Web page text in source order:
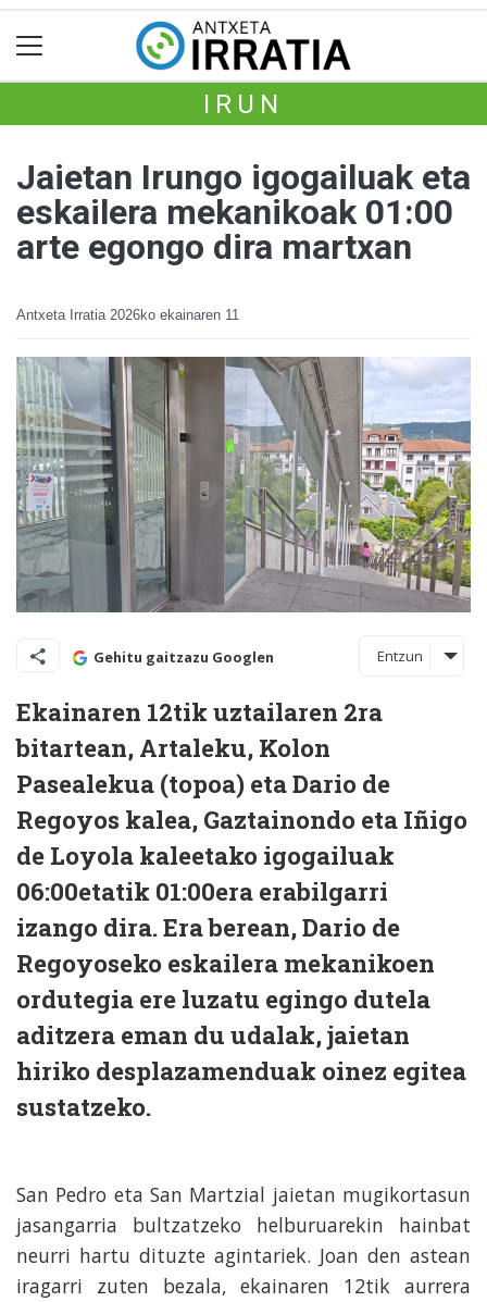
IRUN
Jaietan Irungo igogailuak eta
eskailera mekanikoak 01:00
arte egongo dira martxan
Antxeta Irratia 2026ko ekainaren 11
Gehitu gaitzazu Googlen Entzun
Ekainaren 12tik uztailaren 2ra
bitartean, Artaleku, Kolon
Pasealekua (topoa) eta Dario de
Regoyos kalea, Gaztainondo eta Iñigo
de Loyola kaleetako igogailuak
06:00etatik 01:00era erabilgarri
izango dira. Era berean, Dario de
Regoyoseko eskailera mekanikoen
ordutegia ere luzatu egingo dutela
aditzera eman du udalak, jaietan
hiriko desplazamenduak oinez egitea
sustatzeko.
San Pedro eta San Martzial jaietan mugikortasun
jasangarria bultzatzeko helburuarekin hainbat
neurri hartu dituzte agintariek. Joan den astean
iragarri zuten bezala, ekainaren 12tik aurrera